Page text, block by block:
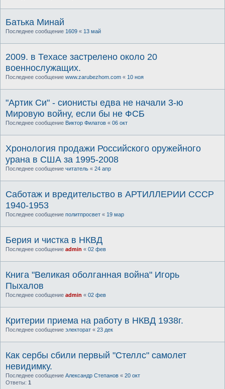
Батька Минай
Последнее сообщение 1609 « 13 май
2009. в Техасе застрелено около 20
военнослужащих.
Последнее сообщение www.zarubezhom.com « 10 ноя
"Артик Си" - сионисты едва не начали 3-ю
Мировую войну, если бы не ФСБ
Последнее сообщение Виктор Филатов « 06 окт
Хронология продажи Российского оружейного
урана в США за 1995-2008
Последнее сообщение читатель « 24 апр
Саботаж и вредительство в АРТИЛЛЕРИИ СССР
1940-1953
Последнее сообщение политпросвет « 19 мар
Берия и чистка в НКВД
Последнее сообщение admin « 02 фев
Книга "Великая оболганная война" Игорь
Пыхалов
Последнее сообщение admin « 02 фев
Критерии приема на работу в НКВД 1938г.
Последнее сообщение электорат « 23 дек
Как сербы сбили первый "Стеллс" самолет
невидимку.
Последнее сообщение Александр Степанов « 20 окт
Ответы: 1